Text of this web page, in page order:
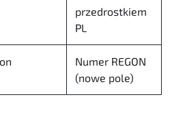
przedrostkiem
PL
Numer REGON
(nowe pole)